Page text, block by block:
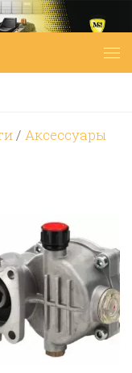
/ Аксессуары